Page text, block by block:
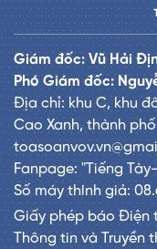
Giám đốc: Vũ Hải
Phó Giám đốc:
Địa chỉ: khu C, khu
Cao Xanh, thành
Fanpage: "Tiếng
Số máy thính giả:
Giấy phép báo Điện
Thông tin và Truyền